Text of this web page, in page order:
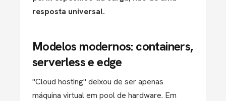
resposta universal.
Modelos modernos: containers,
serverless e edge
"Cloud hosting" deixou de ser apenas
máquina virtual em pool de hardware. Em